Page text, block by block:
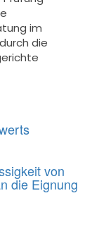
im
die
von
die Eignung